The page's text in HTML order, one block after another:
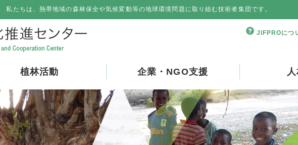
私たちは、熱帯地域の森林保全や気候変動等の地球環境問題に取り組む技術者集団です。
JIFPROにつ
植林活動 企業・NGO支援